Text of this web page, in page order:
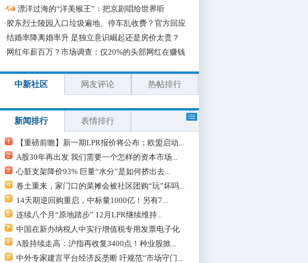
·
漂洋过海的“洋美猴王”：把京剧唱给世界听
·胶东烈士陵园入口垃圾遍地、停车乱收费？官方回应
·结婚率降离婚率升 是独立意识崛起还是房价太贵？
· 网红年薪百万？市场调查：仅20%的头部网红在赚钱
中新社区 网友评论 热帖排行
新闻排行 表情排行
【重磅前瞻】新一期LPR报价将公布；欧盟启动...
A股30年再出发 我们需要一个怎样的资本市场...
心脏支架降价93% 巨量“水分”是如何挤出去...
卷土重来，家门口的菜摊会被社区团购“玩”坏吗...
14天期逆回购重启，中标量1000亿！另有7...
连续八个月“原地踏步” 12月LPR继续维持...
中国在新办纳税人中实行增值税专用发票电子化
A股持续走高：沪指再收复3400点！种业股掀...
中外专家建言平台经济反垄断 吁规范“市场守门...